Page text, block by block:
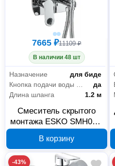
7665 ₽11109 ₽
В наличии 48 шт
Назначение
для биде
Кнопка подачи воды на лейке
да
Длина шланга
1.2 м
Смеситель скрытого
монтажа ESKO SMH07 с
В корзину
-43%